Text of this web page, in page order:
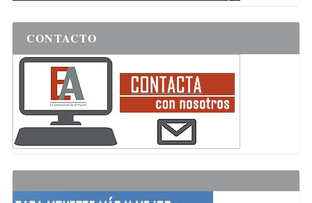
CONTACTO